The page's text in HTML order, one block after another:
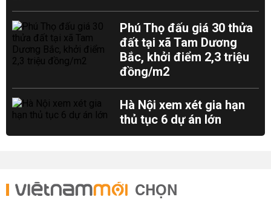
Phú Thọ đấu giá 30 thửa
đất tại xã Tam Dương
Bắc, khởi điểm 2,3 triệu
đồng/m2
Hà Nội xem xét gia hạn
thủ tục 6 dự án lớn
CHỌN